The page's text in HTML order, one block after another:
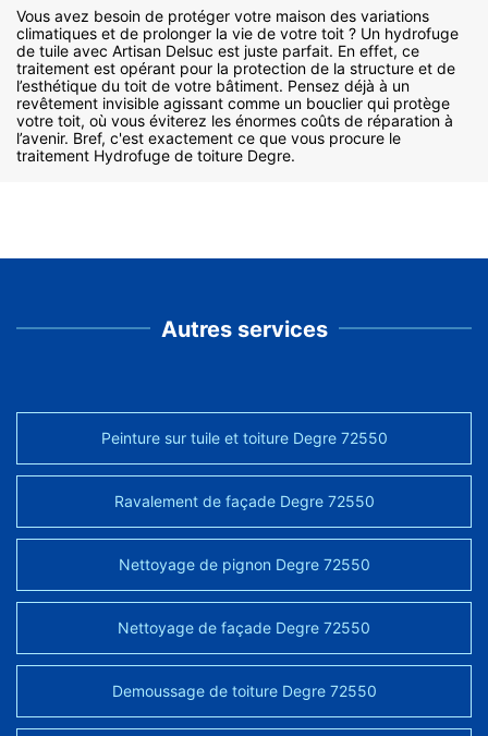
Vous avez besoin de protéger votre maison des variations
climatiques et de prolonger la vie de votre toit ? Un hydrofuge
de tuile avec Artisan Delsuc est juste parfait. En effet, ce
traitement est opérant pour la protection de la structure et de
l’esthétique du toit de votre bâtiment. Pensez déjà à un
revêtement invisible agissant comme un bouclier qui protège
votre toit, où vous éviterez les énormes coûts de réparation à
l’avenir. Bref, c'est exactement ce que vous procure le
traitement Hydrofuge de toiture Degre.
Autres services
Peinture sur tuile et toiture Degre 72550
Ravalement de façade Degre 72550
Nettoyage de pignon Degre 72550
Nettoyage de façade Degre 72550
Demoussage de toiture Degre 72550